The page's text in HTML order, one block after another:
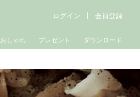
おしゃれ プレゼント ダウンロード
ログイン 会員登録